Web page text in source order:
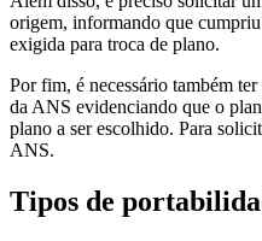
origem, informando que
exigida para troca de plano.
Por fim, é necessário também
da ANS evidenciando que o
plano a ser escolhido. Para
ANS.
Tipos de